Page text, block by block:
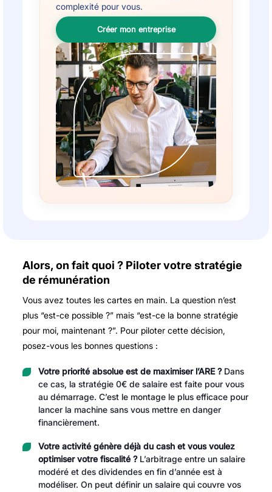
complexité pour vous.
Créer mon entreprise
Alors, on fait quoi ? Piloter votre stratégie
de rémunération
Vous avez toutes les cartes en main. La question n’est
plus “est-ce possible ?” mais “est-ce la bonne stratégie
pour moi, maintenant ?”. Pour piloter cette décision,
posez-vous les bonnes questions :
Votre priorité absolue est de maximiser l’ARE ?Dans
ce cas, la stratégie 0€ de salaire est faite pour vous
au démarrage. C’est le montage le plus efficace pour
lancer la machine sans vous mettre en danger
financièrement.
Votre activité génère déjà du cash et vous voulez
optimiser votre fiscalité ?L’arbitrage entre un salaire
modéré et des dividendes en fin d’année est à
modéliser. On peut définir un salaire qui couvre vos